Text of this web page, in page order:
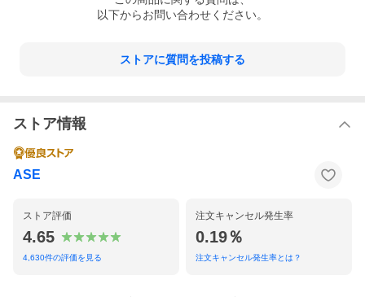
以下からお問い合わせください。
ストアに質問を投稿する
ストア情報
ASE
ストア評価
4.65
4,630件の評価を見る
注文キャンセル発生率
0.19％
注文キャンセル発生率とは？